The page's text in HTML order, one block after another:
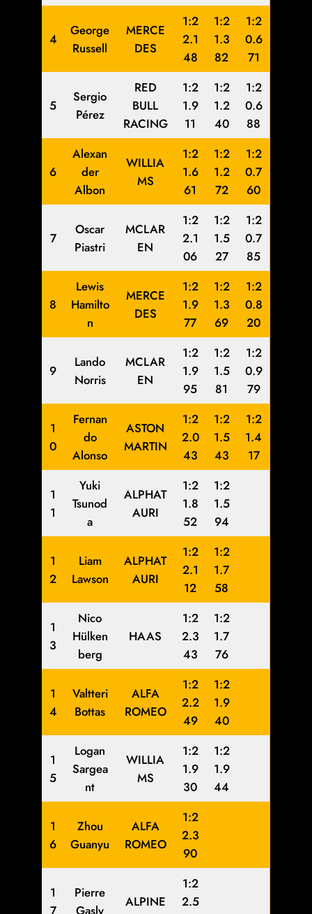
4
George
Russell
MERCE
DES
1:2
2.1
48
1:2
1.3
82
1:2
0.6
71
5
Sergio
Pérez
RED
BULL
RACING
1:2
1.9
11
1:2
1.2
40
1:2
0.6
88
6
Alexan
der
Albon
WILLIA
MS
1:2
1.6
61
1:2
1.2
72
1:2
0.7
60
7
Oscar
Piastri
MCLAR
EN
1:2
2.1
06
1:2
1.5
27
1:2
0.7
85
8
Lewis
Hamilto
n
MERCE
DES
1:2
1.9
77
1:2
1.3
69
1:2
0.8
20
9
Lando
Norris
MCLAR
EN
1:2
1.9
95
1:2
1.5
81
1:2
0.9
79
1
0
Fernan
do
Alonso
ASTON
MARTIN
1:2
2.0
43
1:2
1.5
43
1:2
1.4
17
1
1
Yuki
Tsunod
a
ALPHAT
AURI
1:2
1.8
52
1:2
1.5
94
1
2
Liam
Lawson
ALPHAT
AURI
1:2
2.1
12
1:2
1.7
58
1
3
Nico
Hülken
berg
HAAS
1:2
2.3
43
1:2
1.7
76
1
4
Valtteri
Bottas
ALFA
ROMEO
1:2
2.2
49
1:2
1.9
40
1
5
Logan
Sargea
nt
WILLIA
MS
1:2
1.9
30
1:2
1.9
44
1
6
Zhou
Guanyu
ALFA
ROMEO
1:2
2.3
90
1
7
Pierre
Gasly
ALPINE
1:2
2.5